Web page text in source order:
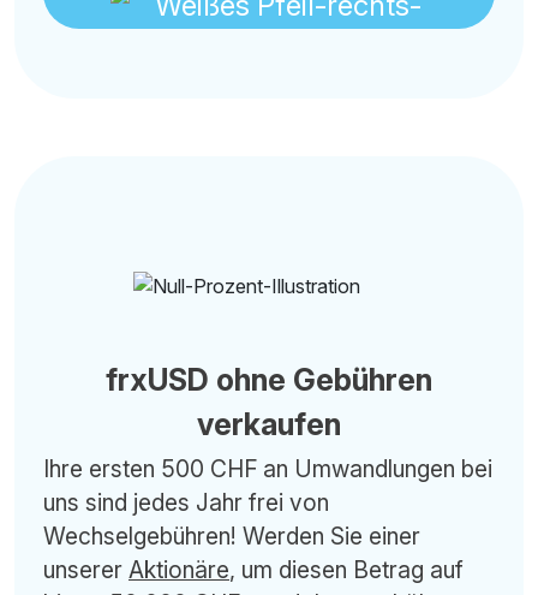
frxUSD ohne Gebühren
verkaufen
Ihre ersten 500 CHF an Umwandlungen bei
uns sind jedes Jahr frei von
Wechselgebühren! Werden Sie einer
unserer Aktionäre, um diesen Betrag auf